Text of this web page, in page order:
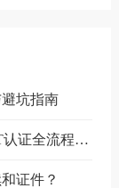
坑指南
机动车及零部件出口美国注意：DOT认证全流程与合规要点详解
证件？